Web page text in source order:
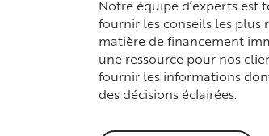
Notre équipe d’experts
fournir les conseils les plus
matière de financement
une ressource pour nos
fournir les informations
des décisions éclairées.